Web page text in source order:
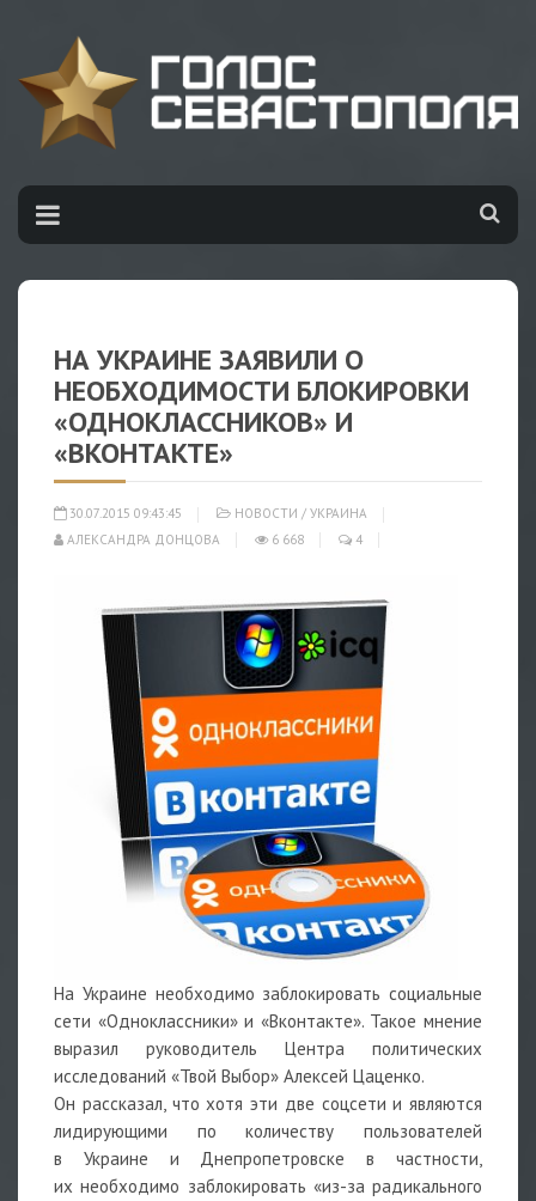
НА УКРАИНЕ ЗАЯВИЛИ О
НЕОБХОДИМОСТИ БЛОКИРОВКИ
«ОДНОКЛАССНИКОВ» И
«ВКОНТАКТЕ»
30.07.2015 09:43:45 НОВОСТИ / УКРАИНА
АЛЕКСАНДРА ДОНЦОВА
6 668 4
На Украине необходимо заблокировать социальные
сети «Одноклассники» и «Вконтакте». Такое мнение
выразил руководитель Центра политических
исследований «Твой Выбор» Алексей Цаценко.
Он рассказал, что хотя эти две соцсети и являются
лидирующими по количеству пользователей
в Украине и Днепропетровске в частности,
их необходимо заблокировать «из-за радикального